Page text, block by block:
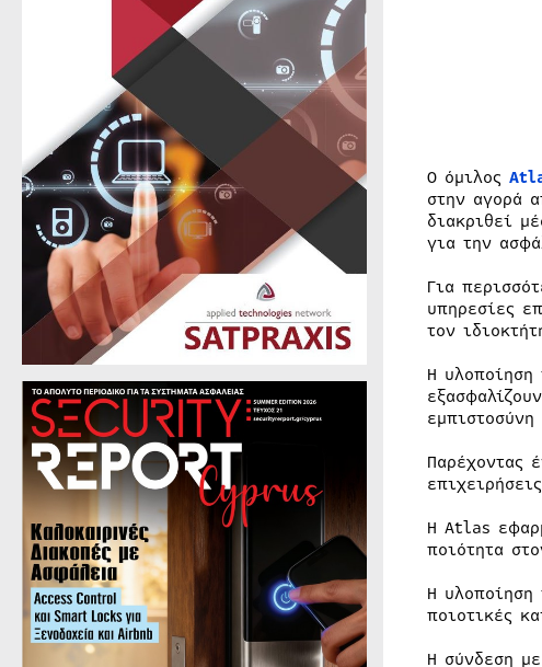
Ο όμιλος
στην αγορά
διακριθεί
για την
Για
υπηρεσίες
τον
Η υλοποίηση
Παρέχοντας
Η Atlas
ποιότητα
Η υλοποίηση
ποιοτικές
Η σύνδεση